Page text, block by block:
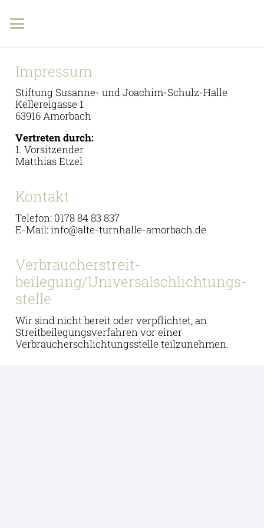
Impressum
Stiftung Susanne- und Joachim-Schulz-Halle
Kellereigasse 1
63916 Amorbach
Vertreten durch:
1. Vorsitzender
Matthias Etzel
Kontakt
Telefon: 0178 84 83 837
E-Mail: info@alte-turnhalle-amorbach.de
Verbraucher­streit­
beilegung/Universal­schlichtungs­
stelle
Wir sind nicht bereit oder verpflichtet, an
Streitbeilegungsverfahren vor einer
Verbraucherschlichtungsstelle teilzunehmen.